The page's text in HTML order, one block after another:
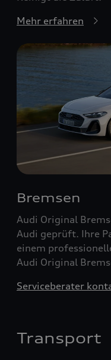
Mehr erfahren
Bremsen
Audi Original
Audi geprüft. Ihre
einem
Audi Original
Serviceberater
Transport